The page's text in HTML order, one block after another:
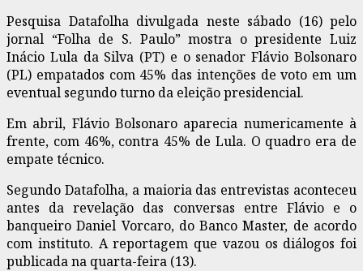
Pesquisa Datafolha divulgada neste sábado (16) pelo
jornal “Folha de S. Paulo” mostra o presidente Luiz
Inácio Lula da Silva (PT) e o senador Flávio Bolsonaro
(PL) empatados com 45% das intenções de voto em um
eventual segundo turno da eleição presidencial.
Em abril, Flávio Bolsonaro aparecia numericamente à
frente, com 46%, contra 45% de Lula. O quadro era de
empate técnico.
Segundo Datafolha, a maioria das entrevistas aconteceu
antes da revelação das conversas entre Flávio e o
banqueiro Daniel Vorcaro, do Banco Master, de acordo
com instituto. A reportagem que vazou os diálogos foi
publicada na quarta-feira (13).